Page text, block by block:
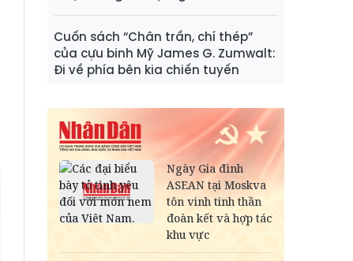
Cuốn sách “Chân trần, chí thép”
của cựu binh Mỹ James G. Zumwalt:
Đi về phía bên kia chiến tuyến